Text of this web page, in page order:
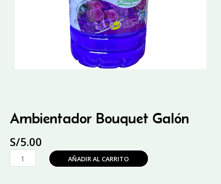
Ambientador Bouquet Galón
S/5.00
Ambientador
Bouquet
AÑADIR AL CARRITO